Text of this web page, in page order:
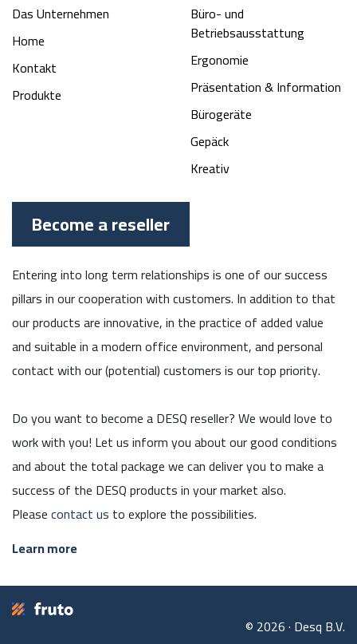
Das Unternehmen
Home
Kontakt
Produkte
Büro- und
Betriebsausstattung
Ergonomie
Präsentation & Information
Bürogeräte
Gepäck
Kreativ
Become a reseller
Entering into long term relationships is one of our success
pillars in our cooperation with customers. In addition to that
our products are innovative, in the practice of added value
and suitable in a modern office environment, and personal
contact with our (potential) customers is our top priority.
Do you want to become a DESQ reseller? We would love to
work with you! Let us inform you about our good conditions
and about the total package we can deliver you to make a
success of the DESQ products in your market also.
Pleasecontact us to explore the possibilities.
Learn more
© 2026 · Desq B.V.